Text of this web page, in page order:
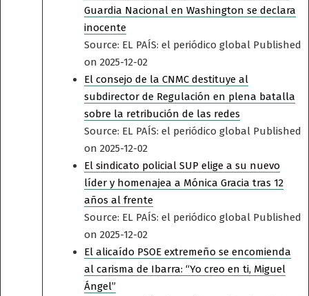
Guardia Nacional en Washington se declara
inocente
Source: EL PAÍS: el periódico global Published
on 2025-12-02
El consejo de la CNMC destituye al
subdirector de Regulación en plena batalla
sobre la retribución de las redes
Source: EL PAÍS: el periódico global Published
on 2025-12-02
El sindicato policial SUP elige a su nuevo
líder y homenajea a Mónica Gracia tras 12
años al frente
Source: EL PAÍS: el periódico global Published
on 2025-12-02
El alicaído PSOE extremeño se encomienda
al carisma de Ibarra: “Yo creo en ti, Miguel
Ángel”